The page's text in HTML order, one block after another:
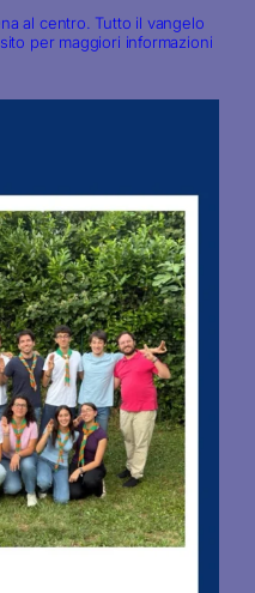
al centro. Tutto il vangelo
per maggiori informazioni